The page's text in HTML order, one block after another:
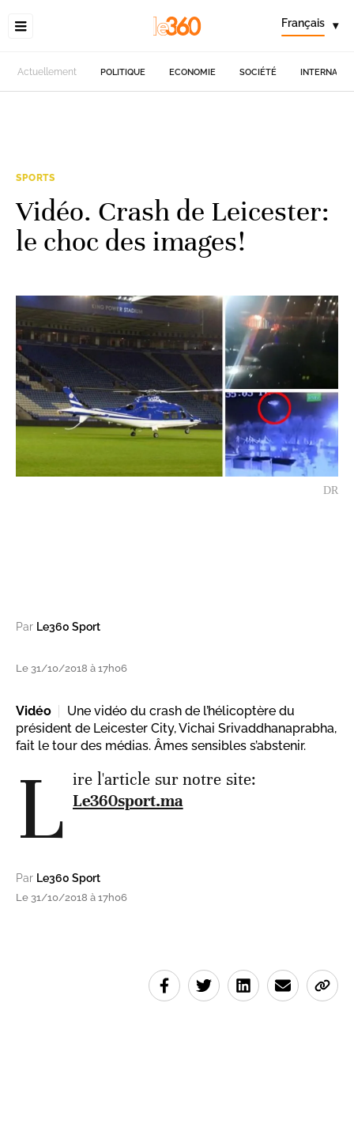
Français ▾
Actuellement POLITIQUE ECONOMIE SOCIÉTÉ
SPORTS
Vidéo. Crash de Leicester:
le choc des images!
DR
Par Le360 Sport
Le 31/10/2018 à 17h06
Vidéo
Une vidéo du crash de l’hélicoptère du
président de Leicester City, Vichai Srivaddhanaprabha,
fait le tour des médias. Âmes sensibles s’abstenir.
L ire l'article sur notre site:
Le360sport.ma
Par Le360 Sport
Le 31/10/2018 à 17h06